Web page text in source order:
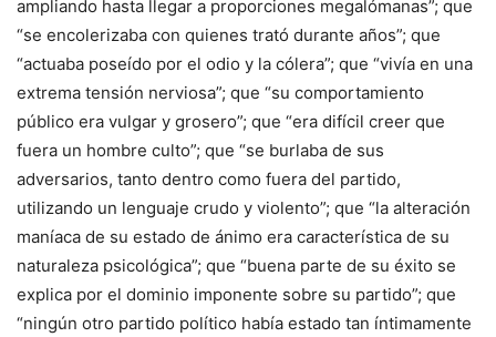
ampliando hasta llegar a proporciones megalómanas”; que
“se encolerizaba con quienes trató durante años”; que
“actuaba poseído por el odio y la cólera”; que “vivía en una
extrema tensión nerviosa”; que “su comportamiento
público era vulgar y grosero”; que “era difícil creer que
fuera un hombre culto”; que “se burlaba de sus
adversarios, tanto dentro como fuera del partido,
utilizando un lenguaje crudo y violento”; que “la alteración
maníaca de su estado de ánimo era característica de su
naturaleza psicológica”; que “buena parte de su éxito se
explica por el dominio imponente sobre su partido”; que
“ningún otro partido político había estado tan íntimamente